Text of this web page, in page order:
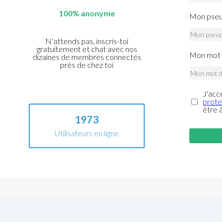
100% anonyme
N’attends pas, inscris-toi
gratuitement et chat avec nos
dizaines de membres connectés
près de chez toi
1973
Utilisateurs en ligne
Mon
Mon mot
être